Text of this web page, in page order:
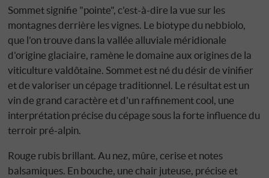
Sommet signifie "pointe", c'est-à-dire la vue sur les
montagnes derrière les vignes. Le biotype du nebbiolo,
que l'on trouve dans la vallée alluviale méridionale
d'origine glaciaire, ramène le domaine aux origines de la
viticulture valdôtaine. Sommet est né du désir de vinifier
et de valoriser un cépage traditionnel. Le résultat est un
vin de grand caractère et d'un raffinement cool, une
interprétation précise du cépage sous la forte influence du
terroir pré-alpin.
Rouge rubis brillant. Au nez, mûre, cerise et notes
balsamiques. En bouche, une chair juteuse, précise et